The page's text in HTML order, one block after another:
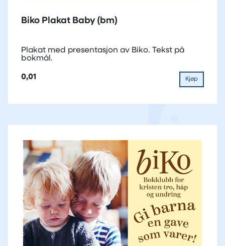
Biko Plakat Baby (bm)
Plakat med presentasjon av Biko. Tekst på
bokmål.
0,01 Kjøp